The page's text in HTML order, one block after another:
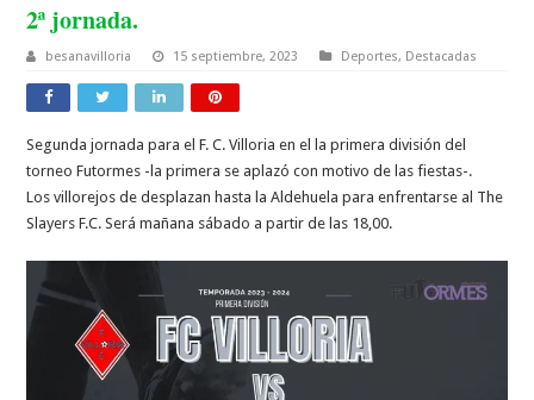
2ª jornada.
besanavilloria 15 septiembre, 2023 Deportes, Destacadas
Segunda jornada para el F. C. Villoria en el la primera división del
torneo Futormes -la primera se aplazó con motivo de las fiestas-.
Los villorejos de desplazan hasta la Aldehuela para enfrentarse al The
Slayers F.C. Será mañana sábado a partir de las 18,00.